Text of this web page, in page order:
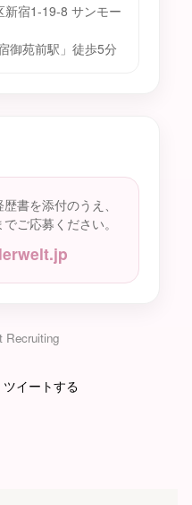
宿1-19-8 サンモー
御苑前駅」徒歩5分
書を添付のうえ、
ご応募ください。
Recruiting
ツイートする